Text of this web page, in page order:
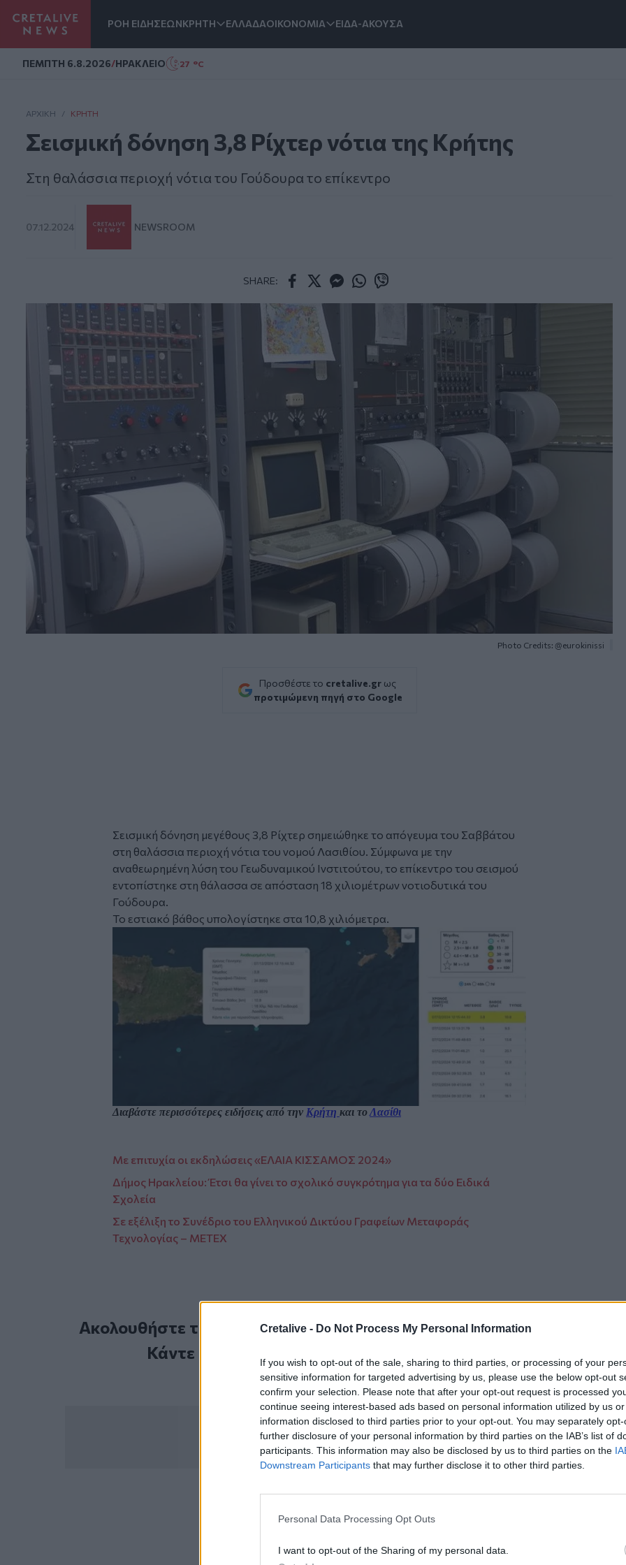
Cretalive - Do Not Process My Personal Information
If you wish to opt-out of the sale, sharing to third parties, or processing of your
sensitive information for targeted advertising by us, please use the below opt-out
confirm your selection. Please note that after your opt-out request is processed
continue seeing interest-based ads based on personal information utilized by us
information disclosed to third parties prior to your opt-out. You may separately
further disclosure of your personal information by third parties on the IAB’s list of
participants. This information may also be disclosed by us to third parties on the
Downstream Participants that may further disclose it to other third parties.
Personal Data Processing Opt Outs
I want to opt-out of the Sharing of my personal data.
ΡΟΗ ΕΙΔΗΣΕΩΝΚΡΗΤΗ ΕΛΛΑΔΑΟΙΚΟΝΟΜΙΑ ΕΙΔΑ-ΑΚΟΥΣΑ
ΠΕΜΠΤΗ 6.8.2026/ΗΡΑΚΛΕΙΟ 27 °C
ΑΡΧΙΚΗ / ΚΡΉΤΗ
Σεισμική δόνηση 3,8 Ρίχτερ νότια της Κρήτης
Στη θαλάσσια περιοχή νότια του Γούδουρα το επίκεντρο
07.12.2024 NEWSROOM
SHARE:
Photo Credits: @eurokinissi
Προσθέστε το cretalive.gr ως
προτιμώμενη πηγή στο Google
Σεισμική δόνηση μεγέθους 3,8 Ρίχτερ σημειώθηκε το απόγευμα του Σαββάτου
στη θαλάσσια περιοχή νότια του νομού Λασιθίου. Σύμφωνα με την
αναθεωρημένη λύση του Γεωδυναμικού Ινστιτούτου, το επίκεντρο του σεισμού
εντοπίστηκε στη θάλασσα σε απόσταση 18 χιλιομέτρων νοτιοδυτικά του
Γούδουρα.
Το εστιακό βάθος υπολογίστηκε στα 10,8 χιλιόμετρα.
Διαβάστε περισσότερες ειδήσεις από την Κρήτη και τοΛασίθι
Με επιτυχία οι εκδηλώσεις «ΕΛΑΙΑ ΚΙΣΣΑΜΟΣ 2024»
Δήμος Ηρακλείου: Έτσι θα γίνει το σχολικό συγκρότημα για τα δύο Ειδικά
Σχολεία
Σε εξέλιξη το Συνέδριο του Ελληνικού Δικτύου Γραφείων Μεταφοράς
Τεχνολογίας – ΜΕΤΕΧ
Ακολουθήστε το Cretalive στοGoogle Newsκαι στοFacebook
Κάντε εγγραφή στο κανάλι μας στο
Σεισμική Δόνηση Γούδουρας